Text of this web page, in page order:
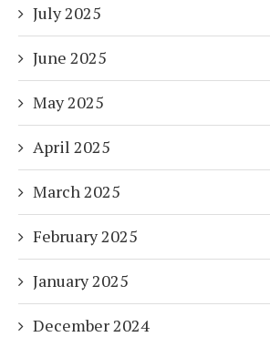
July 2025
June 2025
May 2025
April 2025
March 2025
February 2025
January 2025
December 2024